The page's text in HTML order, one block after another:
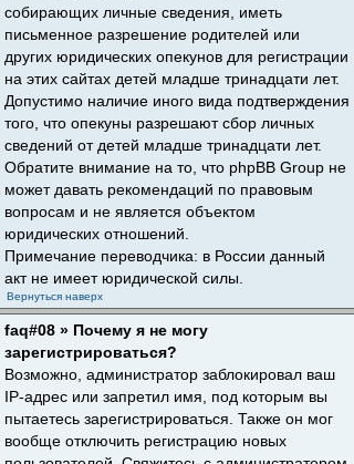
собирающих личные сведения, иметь
письменное разрешение родителей или
других юридических опекунов для регистрации
на этих сайтах детей младше тринадцати лет.
Допустимо наличие иного вида подтверждения
того, что опекуны разрешают сбор личных
сведений от детей младше тринадцати лет.
Обратите внимание на то, что phpBB Group не
может давать рекомендаций по правовым
вопросам и не является объектом
юридических отношений.
Примечание переводчика: в России данный
акт не имеет юридической силы.
Вернуться наверх
faq#08 » Почему я не могу
зарегистрироваться?
Возможно, администратор заблокировал ваш
IP-адрес или запретил имя, под которым вы
пытаетесь зарегистрироваться. Также он мог
вообще отключить регистрацию новых